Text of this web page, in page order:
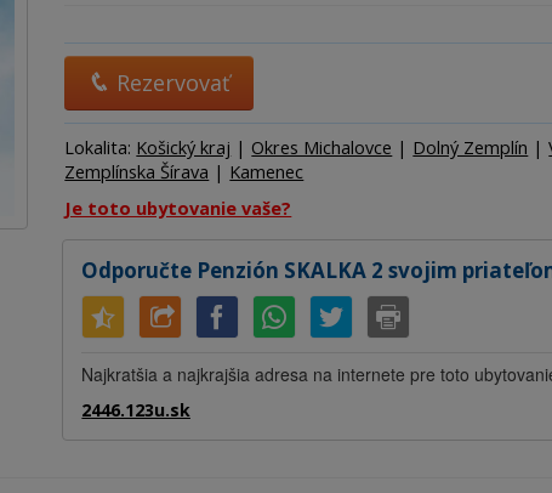
Hotel
Rezervovať
Lokalita: Košický kraj | Okres Michalovce | Dolný Zemplín |
Zemplínska Šírava | Kamenec
Je toto ubytovanie vaše?
Odporučte Penzión SKALKA 2 svojim
Najkratšia a najkrajšia adresa na internete pre toto
2446.123u.sk